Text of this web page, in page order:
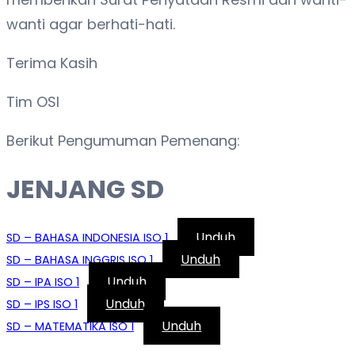
wanti agar berhati-hati.
Terima Kasih
Tim OSI
Berikut Pengumuman Pemenang:
JENJANG SD
SD – BAHASA INDONESIA ISO 1 Unduh
SD – BAHASA INGGRIS ISO 1 Unduh
SD – IPA ISO 1 Unduh
SD – IPS ISO 1 Unduh
SD – MATEMATIKA ISO 1 Unduh